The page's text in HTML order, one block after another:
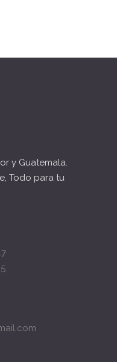
y Guatemala.
Todo para tu